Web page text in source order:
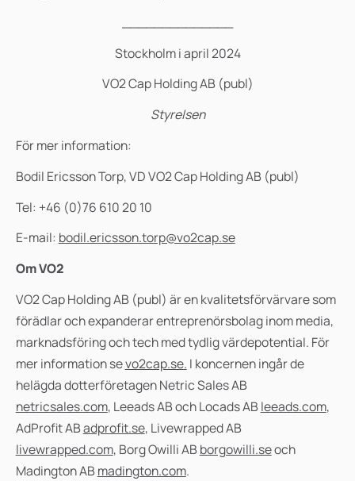
Stockholm i april 2024
VO2 Cap Holding AB (publ)
Styrelsen
För mer information:
Bodil Ericsson Torp, VD VO2 Cap Holding AB (publ)
Tel: +46 (0)76 610 20 10
E-mail: bodil.ericsson.torp@vo2cap.se
Om VO2
VO2 Cap Holding AB (publ) är en kvalitetsförvärvare som
förädlar och expanderar entreprenörsbolag inom media,
marknadsföring och techmed tydlig värdepotential. För
mer information sevo2cap.se. I koncernen ingår de
helägda dotterföretagen Netric Sales AB
netricsales.com, Leeads AB och Locads AB leeads.com,
AdProfit ABadprofit.se, Livewrapped AB
livewrapped.com, Borg Owilli AB borgowilli.seoch
Madington AB madington.com.